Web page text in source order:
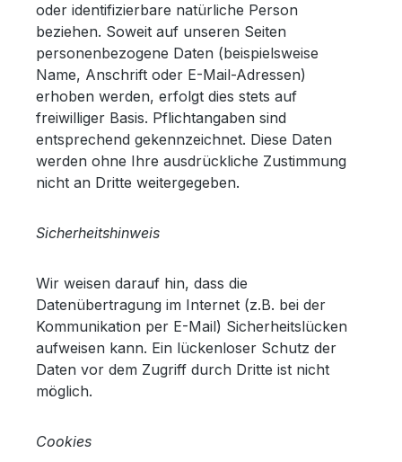
oder identifizierbare natürliche Person
beziehen. Soweit auf unseren Seiten
personenbezogene Daten (beispielsweise
Name, Anschrift oder E-Mail-Adressen)
erhoben werden, erfolgt dies stets auf
freiwilliger Basis. Pflichtangaben sind
entsprechend gekennzeichnet. Diese Daten
werden ohne Ihre ausdrückliche Zustimmung
nicht an Dritte weitergegeben.
Sicherheitshinweis
Wir weisen darauf hin, dass die
Datenübertragung im Internet (z.B. bei der
Kommunikation per E-Mail) Sicherheitslücken
aufweisen kann. Ein lückenloser Schutz der
Daten vor dem Zugriff durch Dritte ist nicht
möglich.
Cookies